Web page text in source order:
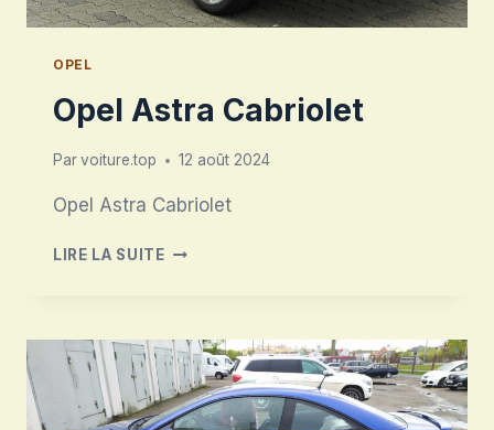
OPEL
Opel Astra Cabriolet
Parvoiture.top 12 août 2024
Opel Astra Cabriolet
LIRE LA SUITEOPEL